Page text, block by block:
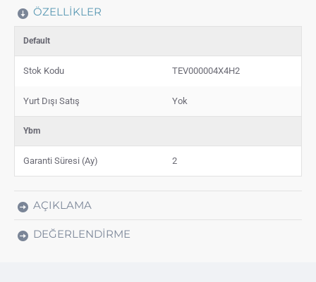
ÖZELLIKLER
Default
Stok Kodu TEV000004X4H2
Yurt Dışı Satış Yok
Ybm
Garanti Süresi (Ay) 2
AÇIKLAMA
DEĞERLENDIRME